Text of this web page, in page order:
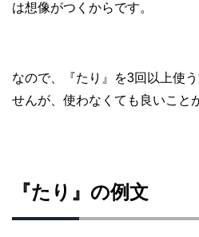
は想像がつくからです。
なので、『たり』を3回以上使
せんが、使わなくても良いこと
『たり』の例文